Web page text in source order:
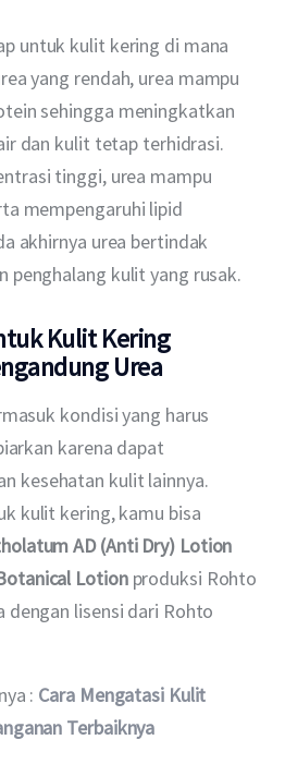
untuk kulit kering di mana
yang rendah, urea mampu
sehingga meningkatkan
dan kulit tetap terhidrasi.
tinggi, urea mampu
mempengaruhi lipid
akhirnya urea bertindak
penghalang kulit yang rusak.
Kulit Kering
Urea
kondisi yang harus
karena dapat
kesehatan kulit lainnya.
kulit kering, kamu bisa
AD (Anti Dry) Lotion
Lotion produksi Rohto
dengan lisensi dari Rohto
: Cara Mengatasi Kulit
Terbaiknya